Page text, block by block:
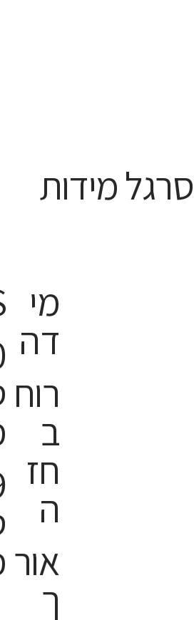
סרגל מידות
מי
דה
רוח
ב
חז
ה
אור
ך